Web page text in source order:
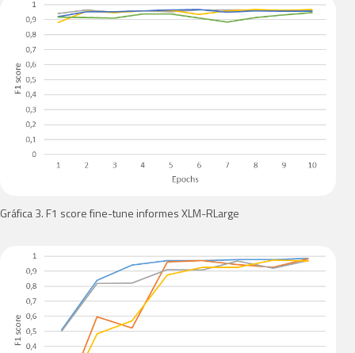
Gráfica 3. F1 score fine-tune informes XLM-RLarge